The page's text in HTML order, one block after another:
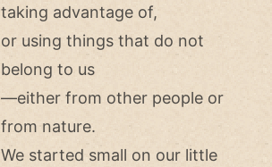
taking advantage of,
or using things that do not
belong to us
—either from other people or
from nature.
We started small on our little